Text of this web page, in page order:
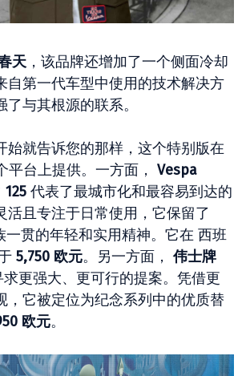
天 ，该品牌还增加了一个侧面冷却
自第一代车型中使用的技术解决方
与其根源的联系。
始就告诉您的那样，这个特别版在
平台上提供。一方面， Vespa
代表了最城市化和最容易到达的
活且专注于日常使用，它保留了
一贯的年轻和实用精神。它在 西班
5,750 欧元。另一方面， 伟士牌
求更强大、更可行的提案。凭借更
，它被定位为纪念系列中的优质替
欧元。